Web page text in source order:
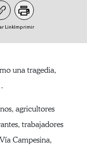
LinkImprimir
una tragedia,
agricultores
trabajadores
Campesina,